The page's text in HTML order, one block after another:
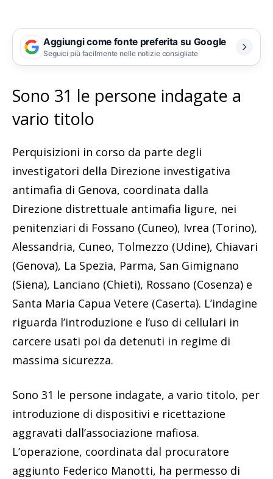
Aggiungi come fonte preferita su Google
Seguici più facilmente nelle notizie consigliate
Sono 31 le persone indagate a
vario titolo
Perquisizioni in corso da parte degli
investigatori della Direzione investigativa
antimafia di Genova, coordinata dalla
Direzione distrettuale antimafia ligure, nei
penitenziari di Fossano (Cuneo), Ivrea (Torino),
Alessandria, Cuneo, Tolmezzo (Udine), Chiavari
(Genova), La Spezia, Parma, San Gimignano
(Siena), Lanciano (Chieti), Rossano (Cosenza) e
Santa Maria Capua Vetere (Caserta). L’indagine
riguarda l’introduzione e l’uso di cellulari in
carcere usati poi da detenuti in regime di
massima sicurezza.
Sono 31 le persone indagate, a vario titolo, per
introduzione di dispositivi e ricettazione
aggravati dall’associazione mafiosa.
L’operazione, coordinata dal procuratore
aggiunto Federico Manotti, ha permesso di